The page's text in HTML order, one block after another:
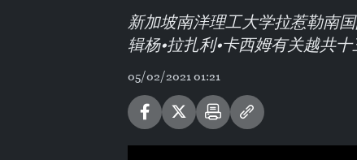
新加坡南洋理工大学拉惹勒南
辑杨•拉扎利•卡西姆有关越共十
05/02/2021 01:21